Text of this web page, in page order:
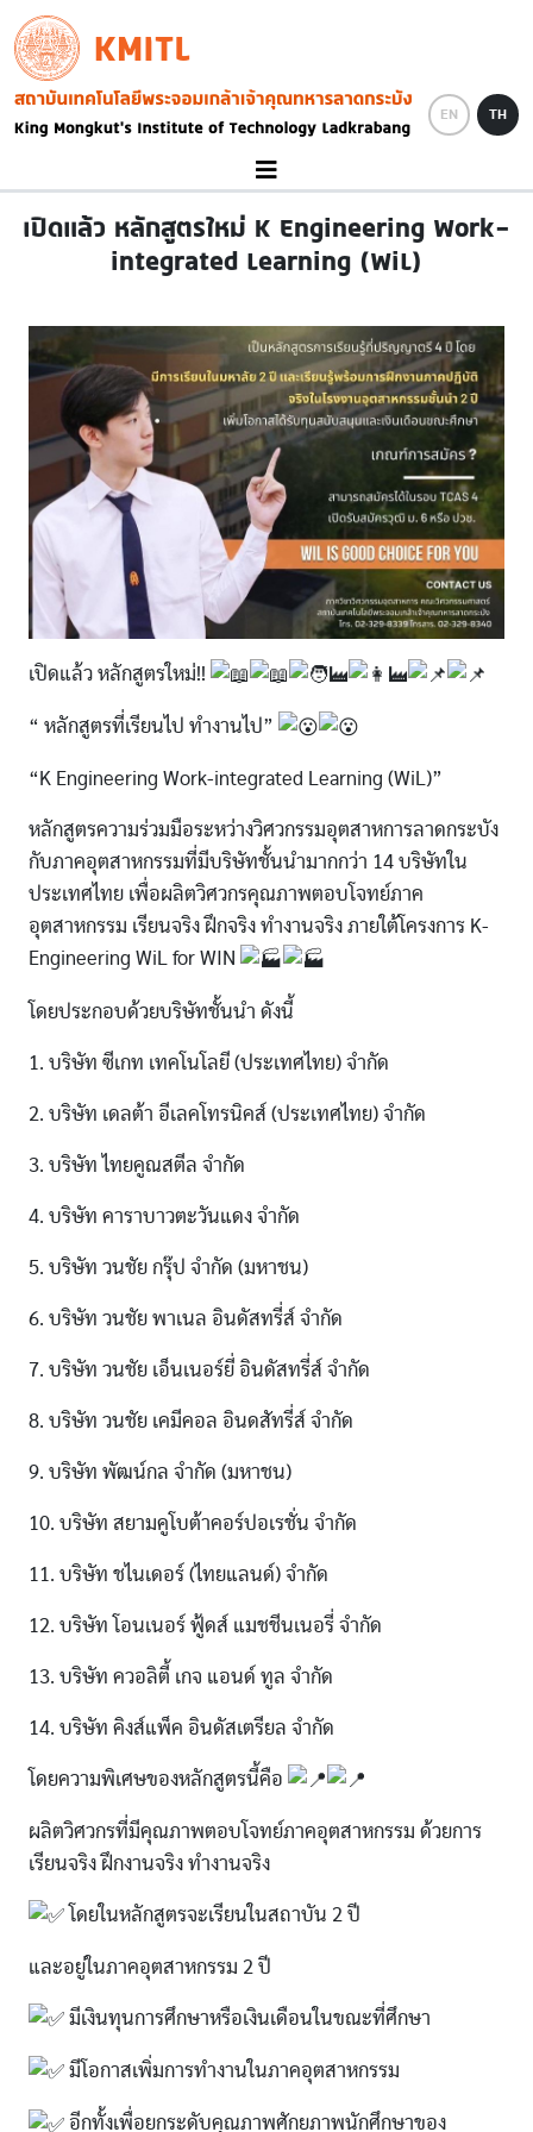
Skip to main content
KMITL
Image
EN TH
เปิดแล้ว หลักสูตรใหม่ K Engineering Work-
integrated Learning (WiL)
เปิดแล้ว หลักสูตรใหม่!!
“ หลักสูตรที่เรียนไป ทำงานไป”
“K Engineering Work-integrated Learning (WiL)”
หลักสูตรความร่วมมือระหว่างวิศวกรรมอุตสาหการลาดกระบัง
กับภาคอุตสาหกรรมที่มีบริษัทชั้นนำมากกว่า 14 บริษัทใน
ประเทศไทย เพื่อผลิตวิศวกรคุณภาพตอบโจทย์ภาค
อุตสาหกรรม เรียนจริง ฝึกจริง ทำงานจริง ภายใต้โครงการ K-
Engineering WiL for WIN
โดยประกอบด้วยบริษัทชั้นนำ ดังนี้
1. บริษัท ซีเกท เทคโนโลยี (ประเทศไทย) จำกัด
2. บริษัท เดลต้า อีเลคโทรนิคส์ (ประเทศไทย) จำกัด
3. บริษัท ไทยคูณสตีล จำกัด
4. บริษัท คาราบาวตะวันแดง จำกัด
5. บริษัท วนชัย กรุ๊ป จำกัด (มหาชน)
6. บริษัท วนชัย พาเนล อินดัสทรี่ส์ จำกัด
7. บริษัท วนชัย เอ็นเนอร์ยี่ อินดัสทรี่ส์ จำกัด
8. บริษัท วนชัย เคมีคอล อินดสัทรี่ส์ จำกัด
9. บริษัท พัฒน์กล จำกัด (มหาชน)
10. บริษัท สยามคูโบต้าคอร์ปอเรชั่น จำกัด
11. บริษัท ชไนเดอร์ (ไทยแลนด์) จำกัด
12. บริษัท โอนเนอร์ ฟู้ดส์ แมชชีนเนอรี่ จำกัด
13. บริษัท ควอลิตี้ เกจ แอนด์ ทูล จำกัด
14. บริษัท คิงส์แพ็ค อินดัสเตรียล จำกัด
โดยความพิเศษของหลักสูตรนี้คือ
ผลิตวิศวกรที่มีคุณภาพตอบโจทย์ภาคอุตสาหกรรม ด้วยการ
เรียนจริง ฝึกงานจริง ทำงานจริง
โดยในหลักสูตรจะเรียนในสถาบัน 2 ปี
และอยู่ในภาคอุตสาหกรรม 2 ปี
มีเงินทุนการศึกษาหรือเงินเดือนในขณะที่ศึกษา
มีโอกาสเพิ่มการทำงานในภาคอุตสาหกรรม
อีกทั้งเพื่อยกระดับคุณภาพศักยภาพนักศึกษาของ